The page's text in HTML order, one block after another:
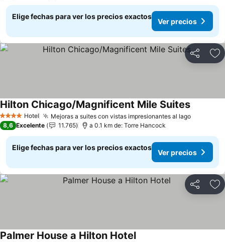
Elige fechas para ver los precios exactos
Ver precios
Compartir
4 EstrellasHotel Mejoras a suites con vistas impresionantes al lago
Hilton Chicago/Magnificent Mile Suites
8,6 Excelente 11.765 a 0.1 km de: Torre Hancock
Elige fechas para ver los precios exactos
Ver precios
Compartir
Palmer House a Hilton Hotel